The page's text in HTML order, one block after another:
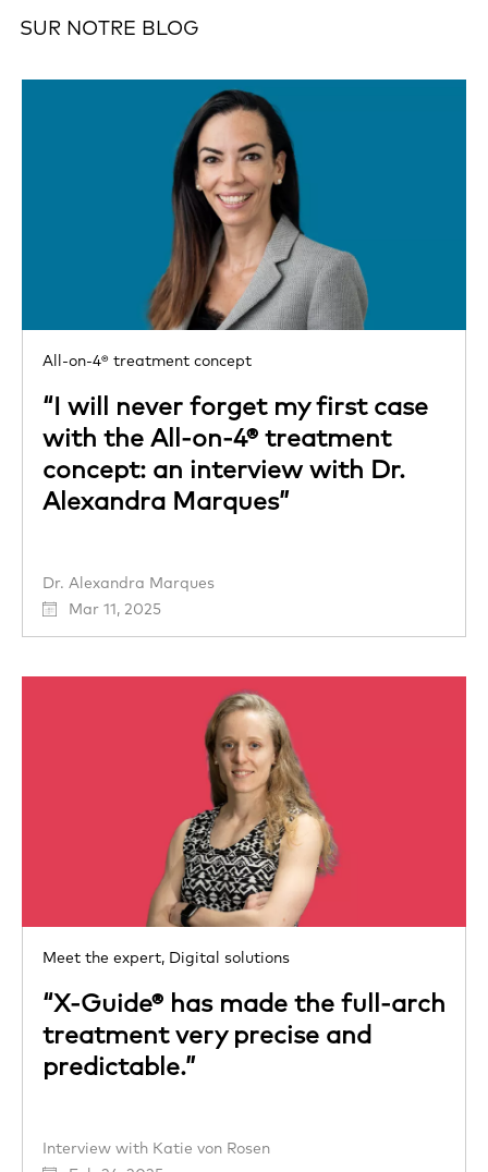
SUR NOTRE BLOG
All-on-4® treatment concept
“I will never forget my first case
with the All-on-4® treatment
concept: an interview with Dr.
Alexandra Marques”
Dr. Alexandra Marques
Mar 11, 2025
Meet the expert, Digital solutions
“X-Guide® has made the full-arch
treatment very precise and
predictable.”
Interview with Katie von Rosen